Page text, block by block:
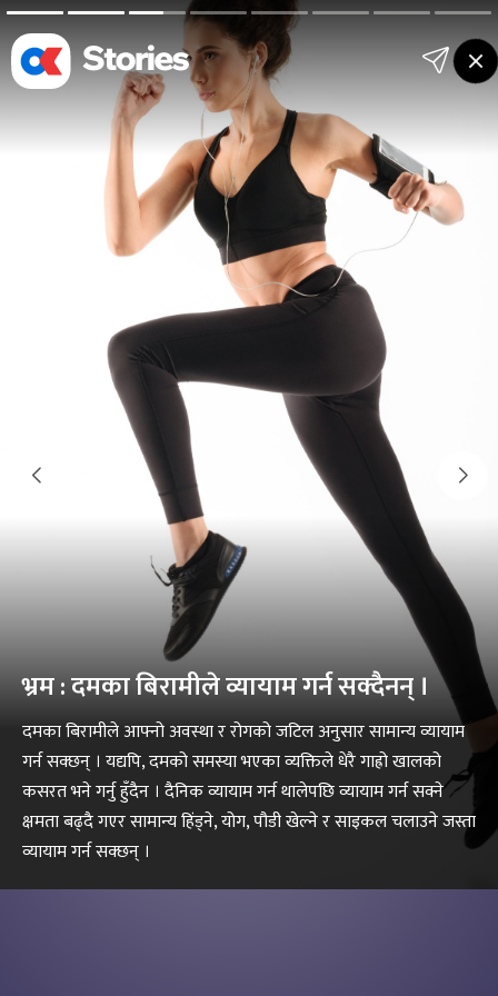
भ्रम : दमका बिरामीले व्यायाम गर्न सक्दैनन् ।
दमका बिरामीले आफ्नो अवस्था र रोगको जटिल अनुसार सामान्य व्यायाम
गर्न सक्छन् । यद्यपि, दमको समस्या भएका व्यक्तिले धेरै गाह्रो खालको
कसरत भने गर्नु हुँदैन । दैनिक व्यायाम गर्न थालेपछि व्यायाम गर्न सक्ने
क्षमता बढ्दै गएर सामान्य हिंड्ने, योग, पौडी खेल्ने र साइकल चलाउने जस्ता
व्यायाम गर्न सक्छन् ।